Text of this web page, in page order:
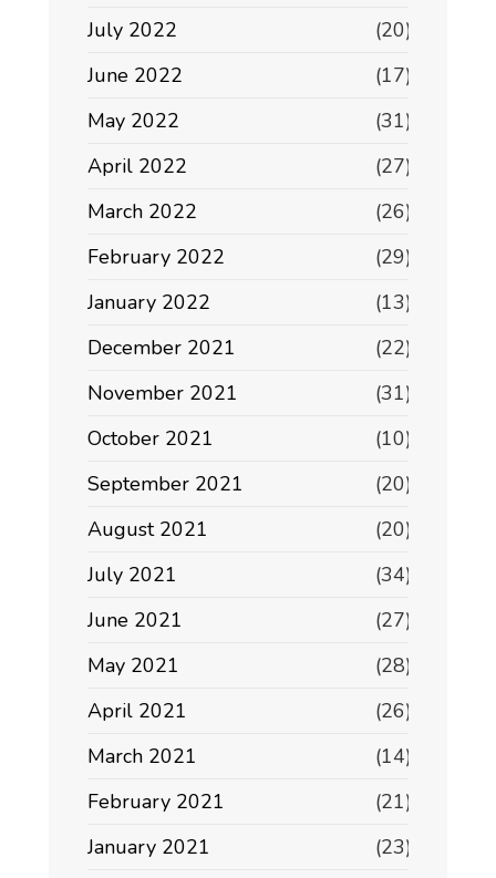
July 2022
(20)
June 2022
(17)
May 2022
(31)
April 2022
(27)
March 2022
(26)
February 2022
(29)
January 2022
(13)
December 2021
(22)
November 2021
(31)
October 2021
(10)
September 2021
(20)
August 2021
(20)
July 2021
(34)
June 2021
(27)
May 2021
(28)
April 2021
(26)
March 2021
(14)
February 2021
(21)
January 2021
(23)